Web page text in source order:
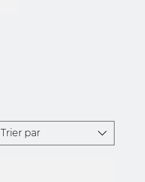
Trier par